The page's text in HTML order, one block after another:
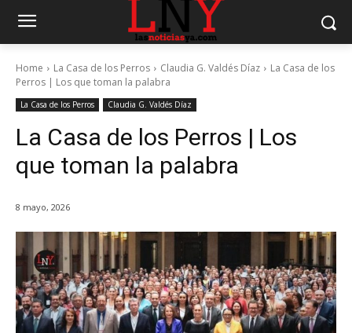
Home La Casa de los Perros Claudia G. Valdés Díaz
La Casa de los
Perros | Los que toman la palabra
La Casa de los Perros Claudia G. Valdés Díaz
La Casa de los Perros | Los
que toman la palabra
8 mayo, 2026